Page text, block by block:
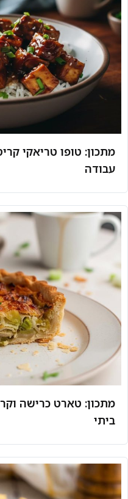
עבודה
מתכון: טארט כרישה
ביתי